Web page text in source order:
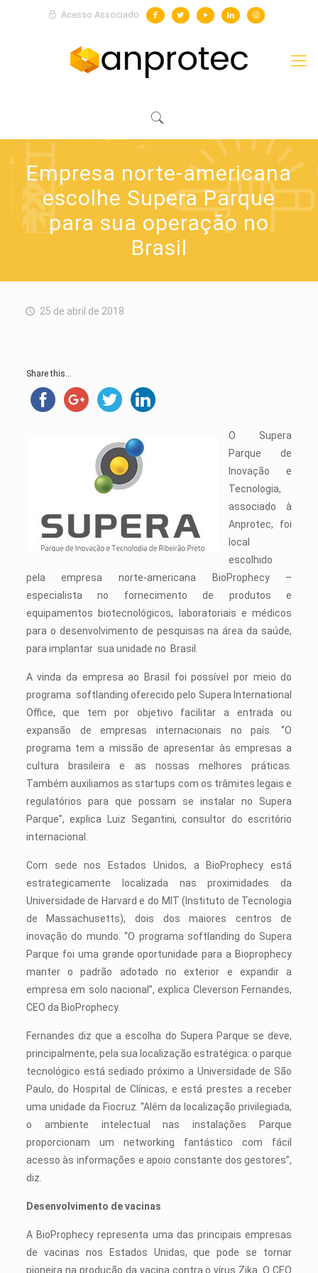
Acesso Associado
Empresa norte-americana
escolhe Supera Parque
para sua operação no
Brasil
25 de abril de 2018
Share this...
O Supera
Parque de
Inovação e
Tecnologia,
associado à
Anprotec, foi
local
escolhido
pela empresa norte-americana BioProphecy –
especialista no fornecimento de produtos e
equipamentos biotecnológicos, laboratoriais e médicos
para o desenvolvimento de pesquisas na área da saúde,
para implantar sua unidade no Brasil.
A vinda da empresa ao Brasil foi possível por meio do
programa softlanding oferecido pelo Supera International
Office, que tem por objetivo facilitar a entrada ou
expansão de empresas internacionais no país. “O
programa tem a missão de apresentar às empresas a
cultura brasileira e as nossas melhores práticas.
Também auxiliamos as startups com os trâmites legais e
regulatórios para que possam se instalar no Supera
Parque”, explica Luiz Segantini, consultor do escritório
internacional.
Com sede nos Estados Unidos, a BioProphecy está
estrategicamente localizada nas proximidades da
Universidade de Harvard e do MIT (Instituto de Tecnologia
de Massachusetts), dois dos maiores centros de
inovação do mundo. “O programa softlanding do Supera
Parque foi uma grande oportunidade para a Bioprophecy
manter o padrão adotado no exterior e expandir a
empresa em solo nacional”, explica Cleverson Fernandes,
CEO da BioProphecy.
Fernandes diz que a escolha do Supera Parque se deve,
principalmente, pela sua localização estratégica: o parque
tecnológico está sediado próximo a Universidade de São
Paulo, do Hospital de Clínicas, e está prestes a receber
uma unidade da Fiocruz. “Além da localização privilegiada,
o ambiente intelectual nas instalações Parque
proporcionam um networking fantástico com fácil
acesso às informações e apoio constante dos gestores”,
diz.
Desenvolvimento de vacinas
A BioProphecy representa uma das principais empresas
de vacinas nos Estados Unidas, que pode se tornar
pioneira na produção da vacina contra o vírus Zika. O CEO